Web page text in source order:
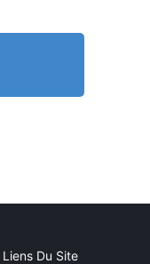
Liens Du Site